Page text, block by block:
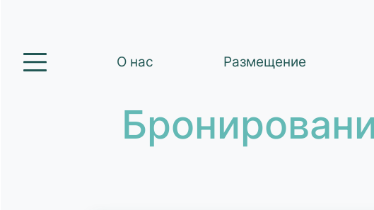
О нас Размещение